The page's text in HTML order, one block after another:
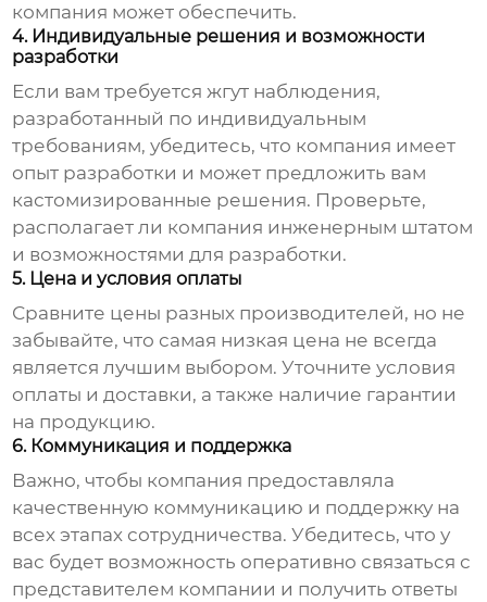
компания может обеспечить.
4. Индивидуальные решения и возможности
разработки
Если вам требуетсяжгут наблюдения,
разработанный по индивидуальным
требованиям, убедитесь, что компания имеет
опыт разработки и может предложить вам
кастомизированные решения. Проверьте,
располагает ли компания инженерным штатом
и возможностями для разработки.
5. Цена и условия оплаты
Сравните цены разных производителей, но не
забывайте, что самая низкая цена не всегда
является лучшим выбором. Уточните условия
оплаты и доставки, а также наличие гарантии
на продукцию.
6. Коммуникация и поддержка
Важно, чтобы компания предоставляла
качественную коммуникацию и поддержку на
всех этапах сотрудничества. Убедитесь, что у
вас будет возможность оперативно связаться с
представителем компании и получить ответы